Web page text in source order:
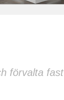
förvalta fast